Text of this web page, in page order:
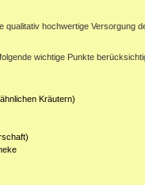
hochwertige Versorgung
wichtige Punkte
Kräutern)